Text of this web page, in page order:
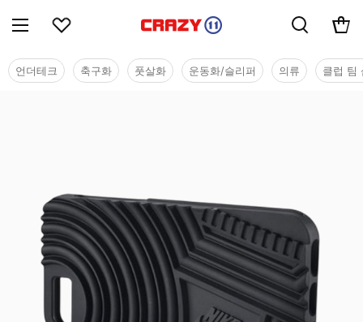
언더테크 축구화 풋살화 운동화/슬리퍼 의류 클럽 팀